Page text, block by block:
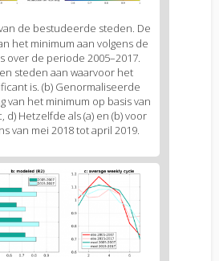
de bestudeerde steden. De
het minimum aan volgens de
over de periode 2005–2017.
steden aan waarvoor het
is. (b) Genormaliseerde
van het minimum op basis van
d) Hetzelfde als (a) en (b) voor
van mei 2018 tot april 2019.